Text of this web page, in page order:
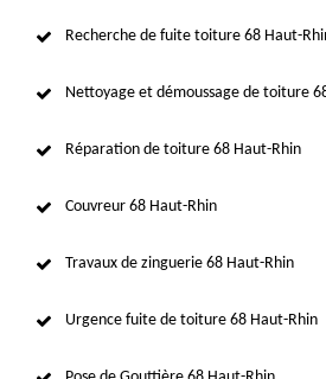
Recherche de fuite toiture 68 Haut-
Nettoyage et démoussage de toiture
Réparation de toiture 68 Haut-Rhin
Couvreur 68 Haut-Rhin
Travaux de zinguerie 68 Haut-Rhin
Urgence fuite de toiture 68 Haut-Rhin